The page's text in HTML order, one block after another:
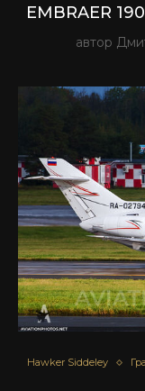
EMBRAER
автор
Hawker Siddeley